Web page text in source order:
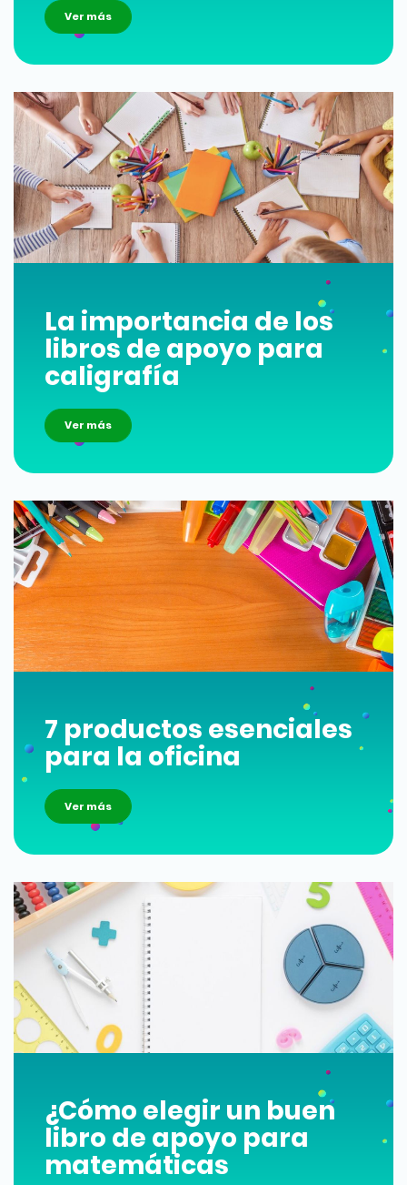
Ver más
La importancia de los
libros de apoyo para
caligrafía
Ver más
7 productos esenciales
para la oficina
Ver más
¿Cómo elegir un buen
libro de apoyo para
matemáticas